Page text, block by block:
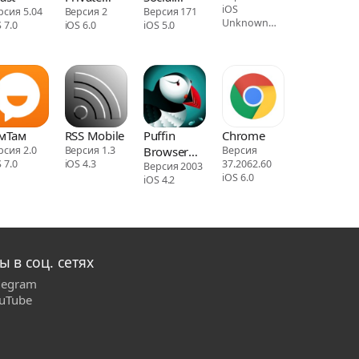
5.04
7.0
Web
Browser
Версия 2
iOS 6.0
Media &
Art
Версия 171
iOS 5.0
iOS
Unknown
2.0
7.0
RSS Mobile
Версия 1.3
iOS 4.3
Puffin
Browser
Pro
Версия 2003
iOS 4.2
Chrome
Версия
37.2062.60
iOS 6.0
в соц. сетях